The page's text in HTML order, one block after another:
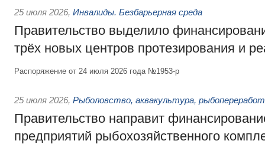
25 июля 2026, Инвалиды. Безбарьерная среда
Правительство выделило
трёх новых центров протезирования и
Распоряжение от 24 июля 2026 года №1953-р
25 июля 2026, Рыболовство, аквакультура,
Правительство направит
предприятий рыбохозяйственного